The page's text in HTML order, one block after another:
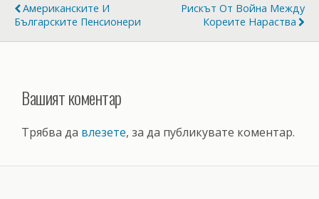
Американските И
Българските Пенсионери
Рискът От Война Между
Кореите Нараства
Вашият коментар
Трябва да влезете, за да публикувате коментар.